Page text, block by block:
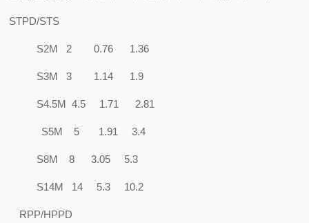
STPD/STS
S2M 2 0.76 1.36
S3M 3 1.14 1.9
S4.5M 4.5 1.71 2.81
S5M 5 1.91 3.4
S8M 8 3.05 5.3
S14M 14 5.3 10.2
RPP/HPPD